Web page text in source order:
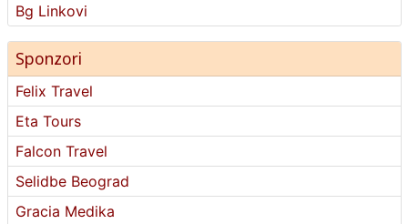
Bg Linkovi
Sponzori
Felix Travel
Eta Tours
Falcon Travel
Selidbe Beograd
Gracia Medika